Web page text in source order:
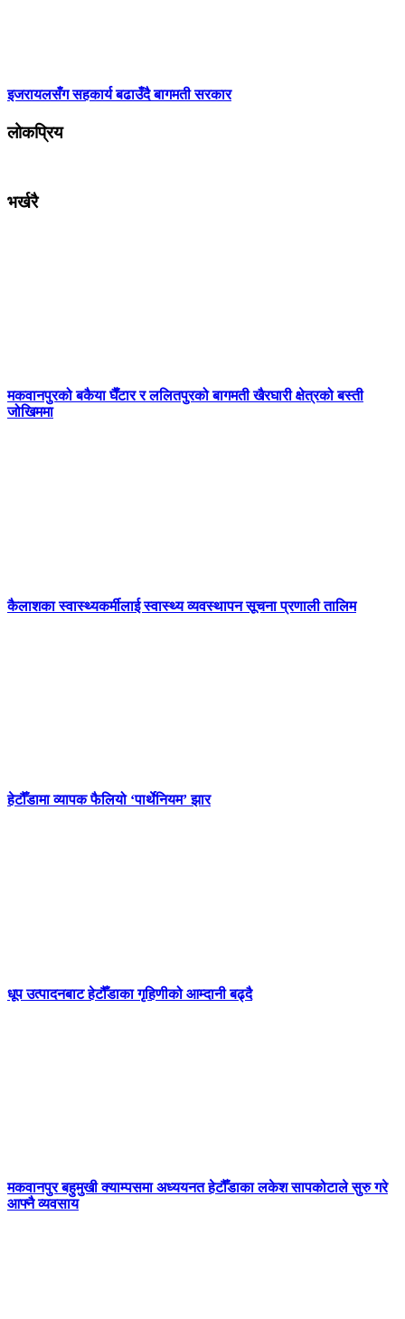
इजरायलसँग सहकार्य बढाउँदै बागमती सरकार
लोकप्रिय
भर्खरै
मकवानपुरको बकैया घैँटार र ललितपुरको बागमती खैरघारी क्षेत्रको बस्ती
जोखिममा
कैलाशका स्वास्थ्यकर्मीलाई स्वास्थ्य व्यवस्थापन सूचना प्रणाली तालिम
हेटौँडामा व्यापक फैलियो ‘पार्थेनियम’ झार
धूप उत्पादनबाट हेटौँडाका गृहिणीको आम्दानी बढ्दै
मकवानपुर बहुमुखी क्याम्पसमा अध्ययनत हेटौँडाका लकेश सापकोटाले सुरु गरे
आफ्नै व्यवसाय